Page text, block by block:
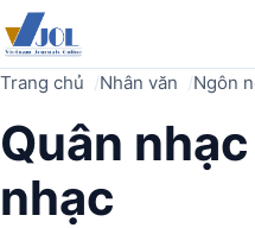
Trang chủ Nhân văn Ngôn
Quân
nhạc